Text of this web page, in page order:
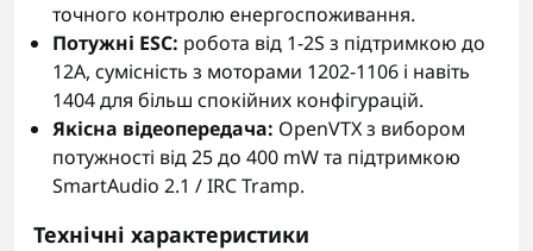
точного контролю енергоспоживання.
Потужні ESC: робота від 1-2S з підтримкою до
12A, сумісність з моторами 1202-1106 і навіть
1404 для більш спокійних конфігурацій.
Якісна відеопередача: OpenVTX з вибором
потужності від 25 до 400 mW та підтримкою
SmartAudio 2.1 / IRC Tramp.
Технічні характеристики